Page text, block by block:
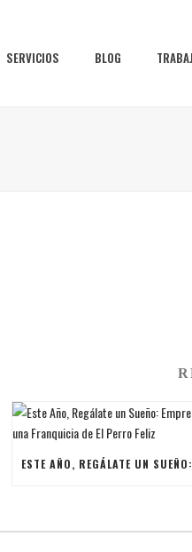
SERVICIOS BLOG